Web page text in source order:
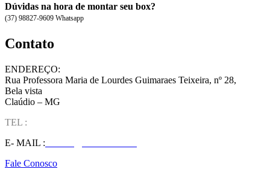
Dúvidas na hora de montar seu box?
(37) 98827-9609 Whatsapp
Contato
ENDEREÇO:
Rua Professora Maria de Lourdes Guimaraes Teixeira, nº 28,
Bela vista
Claúdio – MG
TEL :
E- MAIL :
Fale Conosco